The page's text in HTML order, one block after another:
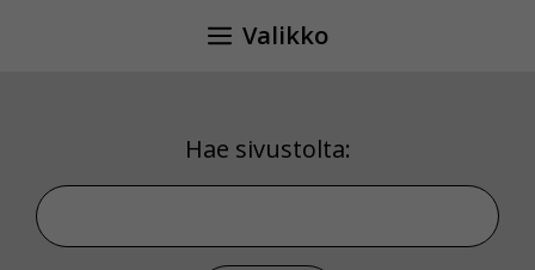
Valikko
Hae sivustolta:
Hae sivustolta